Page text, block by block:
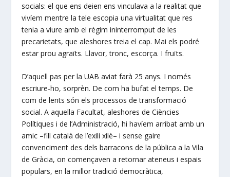
socials: el que ens deien ens vinculava a la realitat que
vivíem mentre la tele escopia una virtualitat que res
tenia a viure amb el règim ininterromput de les
precarietats, que aleshores treia el cap. Mai els podré
estar prou agraïts. Llavor, tronc, escorça. I fruïts.
D’aquell pas per la UAB aviat farà 25 anys. I només
escriure-ho, sorprèn. De com ha bufat el temps. De
com de lents són els processos de transformació
social. A aquella Facultat, aleshores de Ciències
Polítiques i de l’Administració, hi havíem arribat amb un
amic –fill català de l’exili xilè– i sense gaire
convenciment des dels barracons de la pública a la Vila
de Gràcia, on començaven a retornar ateneus i espais
populars, en la millor tradició democràtica,